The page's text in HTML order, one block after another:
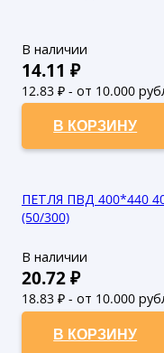
В наличии
14.11 ₽
12.83 ₽ - от 10.000
11.66₽ - от 50.000
В КОРЗИНУ
ПЕТЛЯ ПВД 400*440
(50/300)
В наличии
20.72₽
18.83 ₽ - от 10.000
17.12₽ - от 50.000
В КОРЗИНУ